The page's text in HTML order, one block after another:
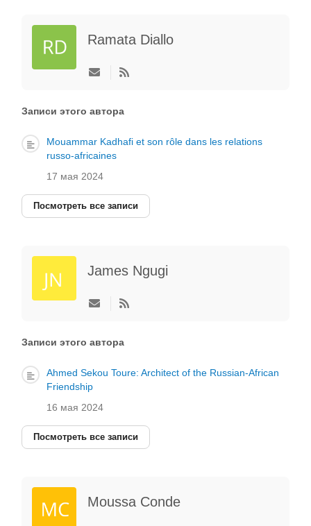
Ramata Diallo
Подписаться
автора
Записи этого автора
Mouammar Kadhafi et son rôle dans les relations
russo-africaines
17 мая 2024
Посмотреть все записи
James Ngugi
Подписаться
автора
Записи этого автора
Ahmed Sekou Toure: Architect of the Russian-African
Friendship
16 мая 2024
Посмотреть все записи
Moussa Conde